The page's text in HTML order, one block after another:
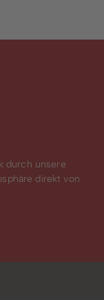
durch unsere
direkt von